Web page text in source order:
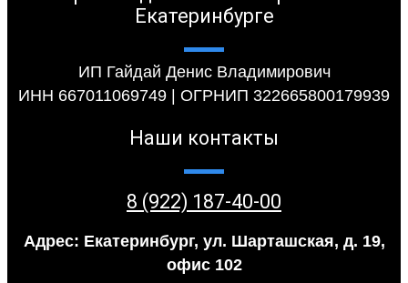
Екатеринбурге
ИП Гайдай Денис Владимирович
ИНН 667011069749 | ОГРНИП 322665800179939
Наши контакты
8 (922) 187-40-00
Адрес: Екатеринбург, ул. Шарташская, д. 19,
офис 102